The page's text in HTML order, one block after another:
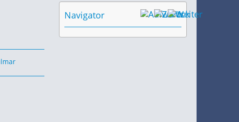
Navigator